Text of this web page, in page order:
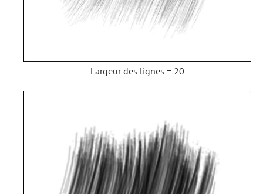
Largeur des lignes = 20